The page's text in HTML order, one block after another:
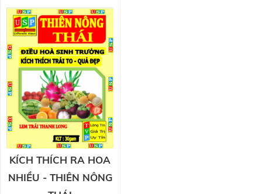
KÍCH THÍCH RA HOA
NHIỀU - THIÊN NÔNG